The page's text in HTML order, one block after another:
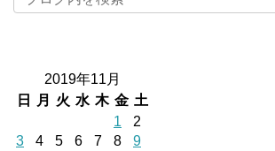
2019年11月
日
月 火 水 木 金 土
1
2
3
4 5 6 7 8
9